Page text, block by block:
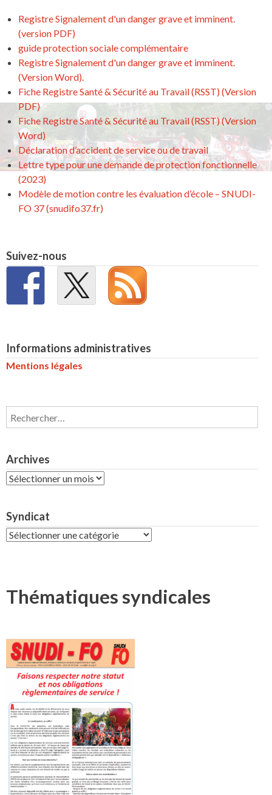
Registre Signalement d'un danger grave et imminent.
(version PDF)
guide protection sociale complémentaire
Registre Signalement d'un danger grave et imminent.
(Version Word).
Fiche Registre Santé & Sécurité au Travail (RSST) (Version
PDF)
Fiche Registre Santé & Sécurité au Travail (RSST) (Version
Word)
Déclaration d’accident de service ou de travail
Lettre type pour une demande de protection fonctionnelle
(2023)
Modèle de motion contre les évaluation d’école – SNUDI-
FO 37 (snudifo37.fr)
Suivez-nous
Informations administratives
Mentions légales
Rechercher :
Archives
Archives
Syndicat
Syndicat
Thématiques syndicales